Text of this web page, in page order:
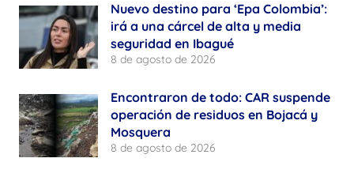
Nuevo destino para ‘Epa Colombia’:
irá a una cárcel de alta y media
seguridad en Ibagué
8 de agosto de 2026
Encontraron de todo: CAR suspende
operación de residuos en Bojacá y
Mosquera
8 de agosto de 2026